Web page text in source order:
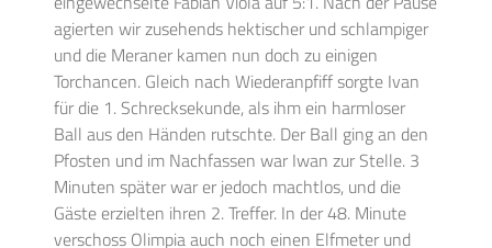
agierten wir zusehends hektischer und schlampiger
und die Meraner kamen nun doch zu einigen
Torchancen. Gleich nach Wiederanpfiff sorgte Ivan
für die 1. Schrecksekunde, als ihm ein harmloser
Ball aus den Händen rutschte. Der Ball ging an den
Pfosten und im Nachfassen war Iwan zur Stelle. 3
Minuten später war er jedoch machtlos, und die
Gäste erzielten ihren 2. Treffer. In der 48. Minute
verschoss Olimpia auch noch einen Elfmeter und